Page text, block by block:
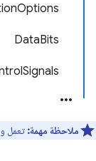
DataBits
ملاحظة مهمة: تعمل